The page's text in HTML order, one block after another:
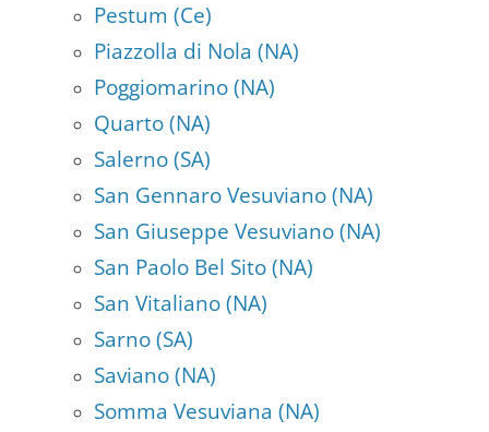
Pestum (Ce)
Piazzolla di Nola (NA)
Poggiomarino (NA)
Quarto (NA)
Salerno (SA)
San Gennaro Vesuviano (NA)
San Giuseppe Vesuviano (NA)
San Paolo Bel Sito (NA)
San Vitaliano (NA)
Sarno (SA)
Saviano (NA)
Somma Vesuviana (NA)